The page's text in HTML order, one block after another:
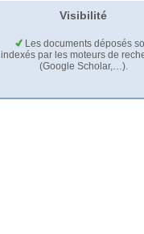
Visibilité
Les documents déposés
indexés par les moteurs de
(Google Scholar,…).